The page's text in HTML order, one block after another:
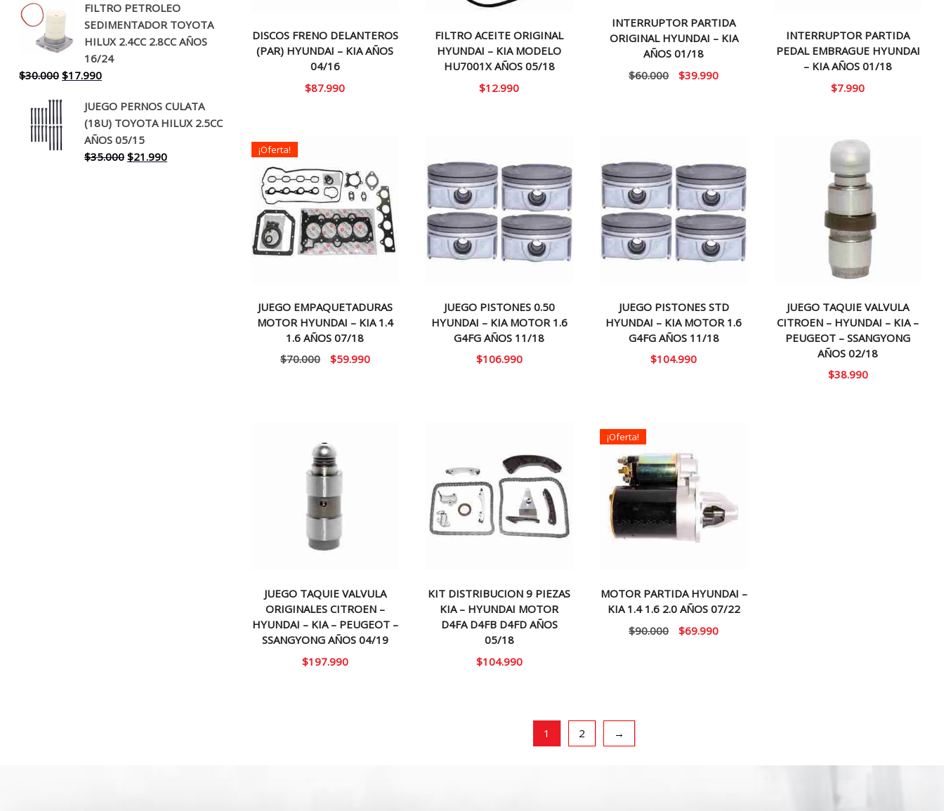
original
era:
$260.000.
actual
es:
$199.990.
FILTRO PETROLEO
SEDIMENTADOR TOYOTA
HILUX 2.4CC 2.8CC AÑOS
16/24
$30.000 El
original
era:
$30.000.
$17.990El
actual
es:
$17.990.
JUEGO PERNOS CULATA
(18U) TOYOTA HILUX 2.5CC
AÑOS 05/15
$35.000 El
$21.990El
DISCOS FRENO DELANTEROS
(PAR) HYUNDAI – KIA AÑOS
04/16
$87.990
FILTRO ACEITE ORIGINAL
HYUNDAI – KIA MODELO
HU7001X AÑOS 05/18
$12.990
INTERRUPTOR PARTIDA
ORIGINAL HYUNDAI – KIA
AÑOS 01/18
$60.000
El
$39.990El
INTERRUPTOR PARTIDA
PEDAL EMBRAGUE HYUNDAI
– KIA AÑOS 01/18
$7.990
¡Oferta!
JUEGO EMPAQUETADURAS
MOTOR HYUNDAI – KIA 1.4
1.6 AÑOS 07/18
$70.000
El
$59.990El
JUEGO PISTONES 0.50
HYUNDAI – KIA MOTOR 1.6
G4FG AÑOS 11/18
$106.990
JUEGO PISTONES STD
HYUNDAI – KIA MOTOR 1.6
G4FG AÑOS 11/18
$104.990
JUEGO TAQUIE VALVULA
CITROEN – HYUNDAI – KIA –
PEUGEOT – SSANGYONG
AÑOS 02/18
$38.990
JUEGO TAQUIE VALVULA
ORIGINALES CITROEN –
HYUNDAI – KIA – PEUGEOT –
SSANGYONG AÑOS 04/19
$197.990
KIT DISTRIBUCION 9 PIEZAS
KIA – HYUNDAI MOTOR
D4FA D4FB D4FD AÑOS
05/18
$104.990
¡Oferta!
MOTOR PARTIDA HYUNDAI –
KIA 1.4 1.6 2.0 AÑOS 07/22
$90.000
El
$69.990El
1 2 →